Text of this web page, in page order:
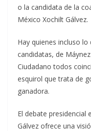
o la candidata de la
México Xochilt Gálvez.
Hay quienes incluso
candidatas, de
Ciudadano todos
esquirol que trata de
ganadora.
El debate presidencial
Gálvez ofrece una